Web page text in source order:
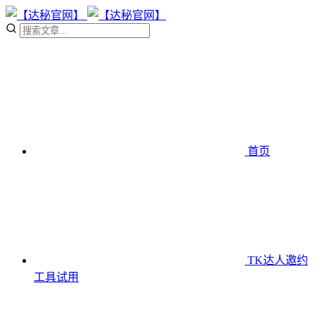
首页
TK达人邀约
工具试用